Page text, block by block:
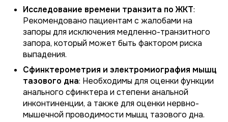
Исследование времени транзита по ЖКТ:
Рекомендовано пациентам с жалобами на
запоры для исключения медленно-транзитного
запора, который может быть фактором риска
выпадения.
Сфинктерометрия и электромиография мышц
тазового дна: Необходимы для оценки функции
анального сфинктера и степени анальной
инконтиненции, а также для оценки нервно-
мышечной проводимости мышц тазового дна.